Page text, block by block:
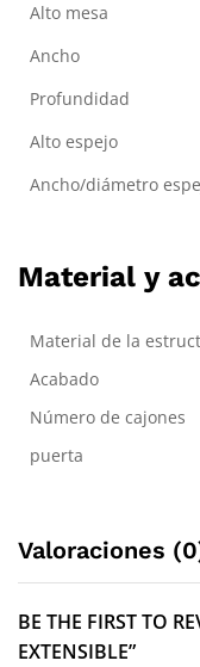
Alto mesa
Ancho
Profundidad
Alto espejo
Ancho/diámetro
Material y
Material de la
Acabado
Número de cajones
puerta
Valoraciones
BE THE FIRST TO
EXTENSIBLE”